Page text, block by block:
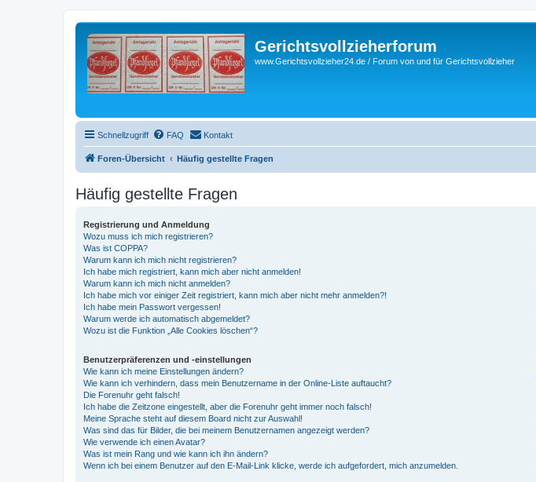
Gerichtsvollzieherforum
www.Gerichtsvollzieher24.de / Forum von und für Gerichtsvollzieher
Schnellzugriff FAQ Kontakt
Foren-Übersicht Häufig gestellte Fragen
Häufig gestellte Fragen
Registrierung und Anmeldung
Wozu muss ich mich registrieren?
Was ist COPPA?
Warum kann ich mich nicht registrieren?
Ich habe mich registriert, kann mich aber nicht anmelden!
Warum kann ich mich nicht anmelden?
Ich habe mich vor einiger Zeit registriert, kann mich aber nicht mehr anmelden?!
Ich habe mein Passwort vergessen!
Warum werde ich automatisch abgemeldet?
Wozu ist die Funktion „Alle Cookies löschen“?
Benutzerpräferenzen und -einstellungen
Wie kann ich meine Einstellungen ändern?
Wie kann ich verhindern, dass mein Benutzername in der Online-Liste auftaucht?
Die Forenuhr geht falsch!
Ich habe die Zeitzone eingestellt, aber die Forenuhr geht immer noch falsch!
Meine Sprache steht auf diesem Board nicht zur Auswahl!
Was sind das für Bilder, die bei meinem Benutzernamen angezeigt werden?
Wie verwende ich einen Avatar?
Was ist mein Rang und wie kann ich ihn ändern?
Wenn ich bei einem Benutzer auf den E-Mail-Link klicke, werde ich aufgefordert, mich anzumelden.